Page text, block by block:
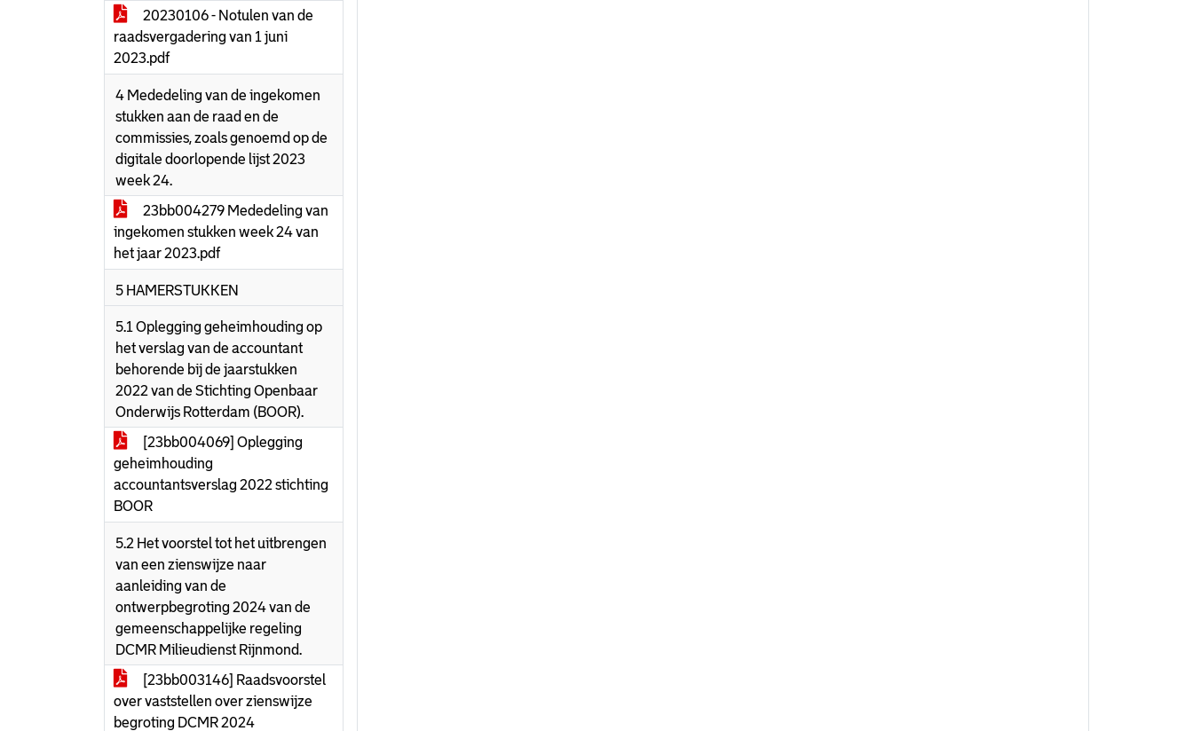
20230106 - Notulen van de
raadsvergadering van 1 juni
2023.pdf
4 Mededeling van de ingekomen
stukken aan de raad en de
commissies, zoals genoemd op de
digitale doorlopende lijst 2023
week 24.
23bb004279 Mededeling van
ingekomen stukken week 24 van
het jaar 2023.pdf
5 HAMERSTUKKEN
5.1 Oplegging geheimhouding op
het verslag van de accountant
behorende bij de jaarstukken
2022 van de Stichting Openbaar
Onderwijs Rotterdam (BOOR).
[23bb004069] Oplegging
geheimhouding
accountantsverslag 2022 stichting
BOOR
5.2 Het voorstel tot het uitbrengen
van een zienswijze naar
aanleiding van de
ontwerpbegroting 2024 van de
gemeenschappelijke regeling
DCMR Milieudienst Rijnmond.
[23bb003146] Raadsvoorstel
over vaststellen over zienswijze
begroting DCMR 2024